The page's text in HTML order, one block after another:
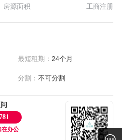
房源面积 工商注册
最短租期： 24个月
分割：不可分割
在办公